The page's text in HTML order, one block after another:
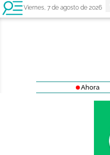
Viernes, 7 de agosto de 2026
Ahora